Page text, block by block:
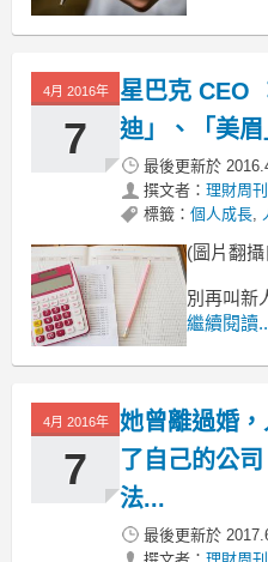
4月 2016年
7
星巴克 CEO
迪」、「美眉
最後更新於
撰文者： 理財周刊
標籤： 個人成長,
(圖片翻
別再叫新
我高職一
在一家電
繼續閱讀
4月 2016年
7
她曾離過婚
了自己的公
法...
最後更新於